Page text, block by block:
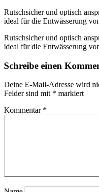
Rutschsicher und optisch
ideal für die Entwässerung
Rutschsicher und optisch
ideal für die Entwässerung
Schreibe einen
Deine E-Mail-Adresse wird
Felder sind mit * markiert
Kommentar *